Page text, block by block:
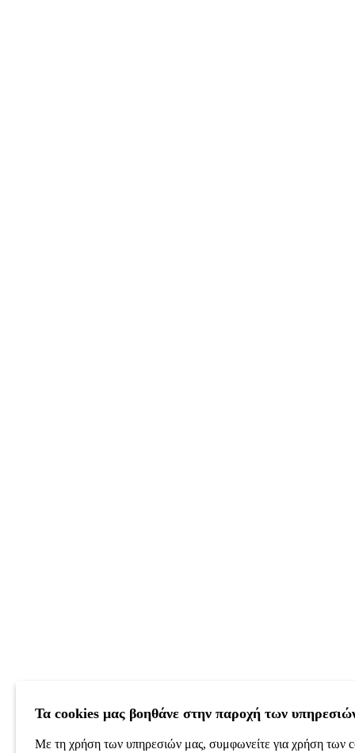
Τα cookies μας βοηθάνε στην παροχή των
Με τη χρήση των υπηρεσιών μας, συμφωνείτε για χρήση των